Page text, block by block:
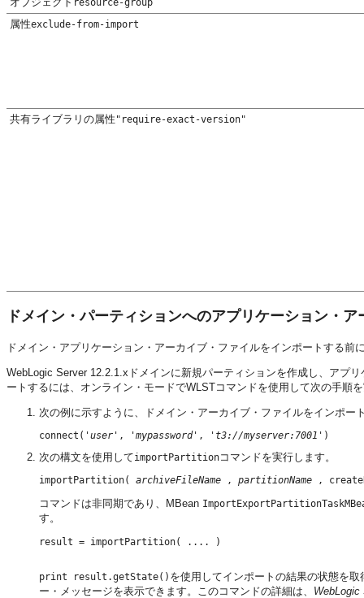
resource-group
属性exclude-from-import
共有ライブラリの属性 "require-exact-version"
ドメイン・パーティションへのアプリケーション・
ドメイン・アプリケーション・アーカイブ・ファイルをインポートする
WebLogic Server 12.2.1.xドメインに新規パーティションを作成し、アプ
ートするには、オンライン・モードでWLSTコマンドを使用して次の手順
次の例に示すように、ドメイン・アーカイブ・ファイルをインポ
connect('user ', 'mypassword', ' t3://myserver:7001
次の構文を使用してimportPartitionコマンドを実行します。
importPartition( archiveFileName , partitionName ,
コマンドは非同期であり、MBean
す。
result = importPartition( .... )
print result.getState() を使用してインポートの結果の状態を取
ー・メッセージを表示できます。このコマンドの詳細は、 WebLogic